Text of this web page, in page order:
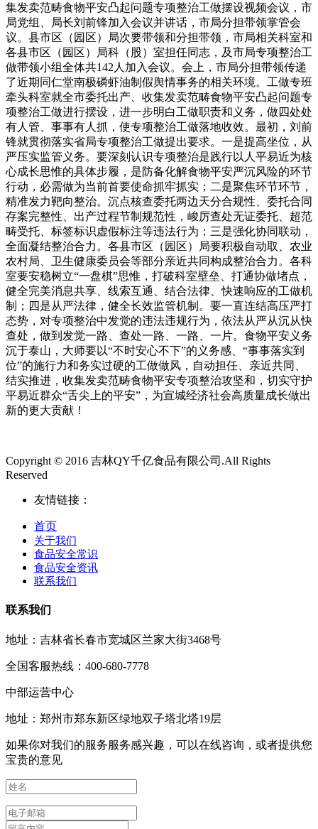
集发卖范畴食物平安凸起问题专项整治工做摆设视频会议，市
局党组、局长刘前锋加入会议并讲话，市局分担带领掌管会
议。县市区（园区）局次要带领和分担带领，市局相关科室和
各县市区（园区）局科（股）室担任同志，及市局专项整治工
做带领小组全体共142人加入会议。会上，市局分担带领传递
了近期同仁堂南极磷虾油制假舆情事务的相关环境。工做专班
牵头科室就全市委托出产、收集发卖范畴食物平安凸起问题专
项整治工做进行摆设，进一步明白工做职责和义务，做四处处
有人管、事事有人抓，使专项整治工做落地收效。最初，刘前
锋就贯彻落实省局专项整治工做提出要求。一是提高坐位，从
严压实监管义务。要深刻认识专项整治是践行以人平易近为核
心成长思惟的具体步履，是防备化解食物平安严沉风险的环节
行动，必需做为当前首要使命抓牢抓实；二是聚焦环节环节，
精准发力靶向整治。沉点核查委托两边天分合规性、委托合同
存案完整性、出产过程节制规范性，峻厉查处无证委托、超范
畴受托、标签标识虚假标注等违法行为；三是强化协同联动，
全面凝结整治合力。各县市区（园区）局要积极自动取、农业
农村局、卫生健康委员会等部分亲近共同构成整治合力。各科
室要安稳树立“一盘棋”思惟，打破科室壁垒、打通协做堵点，
健全完美消息共享、线索互通、结合法律、快速响应的工做机
制；四是从严法律，健全长效监管机制。要一直连结高压严打
态势，对专项整治中发觉的违法违规行为，依法从严从沉从快
查处，做到发觉一路、查处一路、一路、一片。食物平安义务
沉于泰山，大师要以“不时安心不下”的义务感、“事事落实到
位”的施行力和务实过硬的工做做风，自动担任、亲近共同、
结实推进，收集发卖范畴食物平安专项整治攻坚和，切实守护
平易近群众“舌尖上的平安”，为宣城经济社会高质量成长做出
新的更大贡献！
Copyright © 2016 吉林QY千亿食品有限公司.All Rights
Reserved
友情链接：
首页
关于我们
食品安全常识
食品安全资讯
联系我们
联系我们
地址：吉林省长春市宽城区兰家大街3468号
全国客服热线：400-680-7778
中部运营中心
地址：郑州市郑东新区绿地双子塔北塔19层
如果你对我们的服务服务感兴趣，可以在线咨询，或者提供您
宝贵的意见